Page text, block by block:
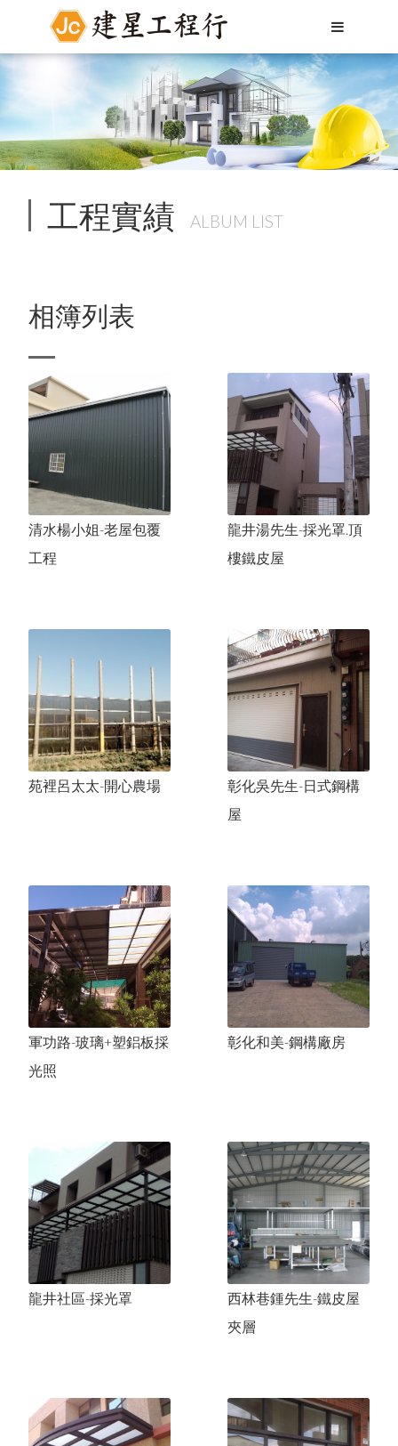
Menu
關於我們
服務項目
採光罩.玻璃屋
格柵
扶手.欄杆
門的系列
窗的系列
金屬鐵件
鍛造
工程實績
太原路-坡道扶手欄杆
太
和
路
劉
先
生
-
玻
璃
採
光
罩
.
百
葉
窗
豐原陳先生-日式鋼構屋.格柵
文心路許先生-採光罩.鍛造大門
進
化
北
路
陳
先
生
-
採
光
罩
.
庭
園
格
龍井楊先生-鋼構廠房
台灣大道許小姐-辦公室隔間
花
蓮
吉
安
(
中
源
營
造
)
-
落
地
窗
.
鍛
造
欄
杆
軍功路-玻璃+塑鋁板採光罩
松竹路巫先生-造型採光罩
彰化和美-鋼構廠房
西林巷鍾先生-鐵皮屋夾層
彰化吳先生-日式鋼構屋苑裡呂太太-開心農場
龍井湯先生-頂樓鐵皮屋
清水楊小姐-老屋包覆工程
聯絡我們
Language
中文
English
日文
한국어
工程實績 ALBUM LIST
相簿列表
清水楊小姐-老屋包覆
工程
龍井湯先生-採光罩.頂
樓鐵皮屋
苑裡呂太太-開心農場
彰化吳先生-日式鋼構
屋
軍功路-玻璃+塑鋁板採
光照
彰化和美-鋼構廠房
龍井社區-採光罩
西林巷鍾先生-鐵皮屋
夾層